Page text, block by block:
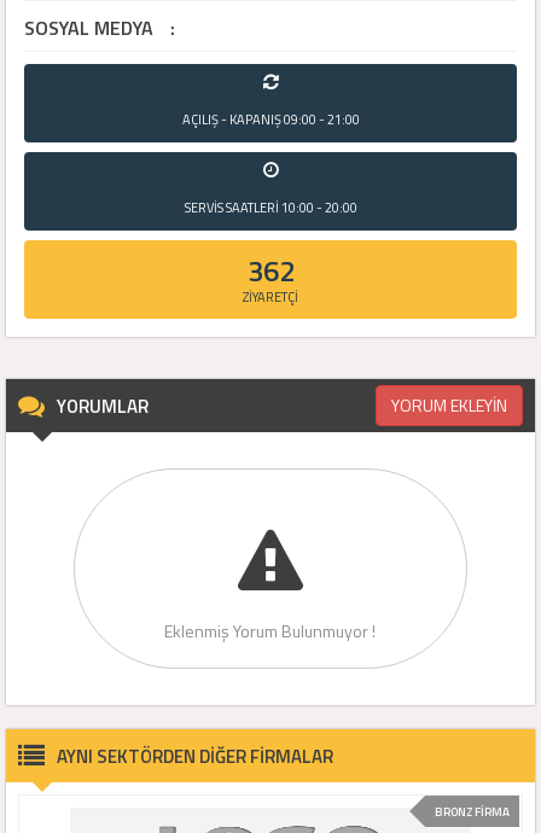
SOSYAL MEDYA :
AÇILIŞ - KAPANIŞ09:00 - 21:00
SERVİS SAATLERİ 10:00 - 20:00
362
ZİYARETÇİ
YORUMLAR YORUM EKLEYİN
Eklenmiş Yorum Bulunmuyor !
AYNI SEKTÖRDEN DİĞER FİRMALAR
BRONZ FİRMA